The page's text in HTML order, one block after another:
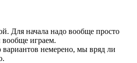
Для начала надо вообще просто
вообще играем.
вариантов немерено, мы вряд ли